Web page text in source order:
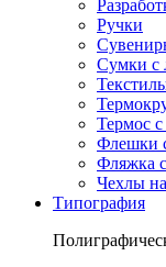
Ручки
Сумки с
Термос
Флешки
Фляжка
Чехлы
Типография